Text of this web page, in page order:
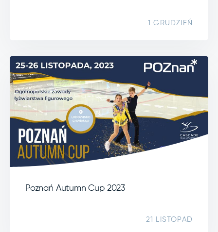
1 GRUDZIEŃ
Poznań Autumn Cup 2023
21 LISTOPAD